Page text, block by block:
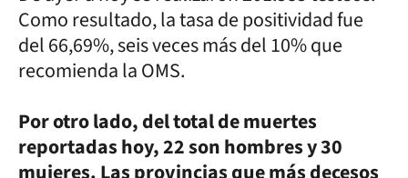
Como resultado, la tasa de positividad fue
del 66,69%, seis veces más del 10% que
recomienda la OMS.
Por otro lado, del total de muertes
reportadas hoy, 22 son hombres y 30